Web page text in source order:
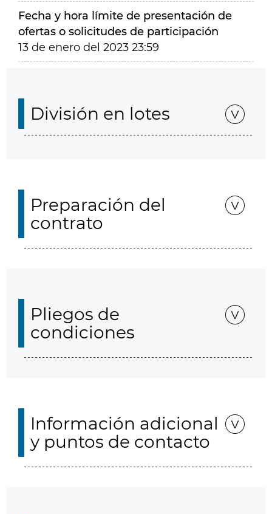
Fecha y hora límite de presentación de
ofertas o solicitudes de participación
13 de enero del 2023 23:59
División en lotes
Preparación del
contrato
Pliegos de
condiciones
Información adicional
y puntos de contacto